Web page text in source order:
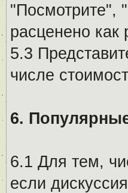
"Посмотрите",
расценено как
5.3
числе
6.
6.1 Для тем,
если